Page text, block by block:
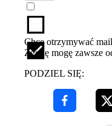
Chcę otrzymywać
Zgodę mogę zawsze
PODZIEL SIĘ: